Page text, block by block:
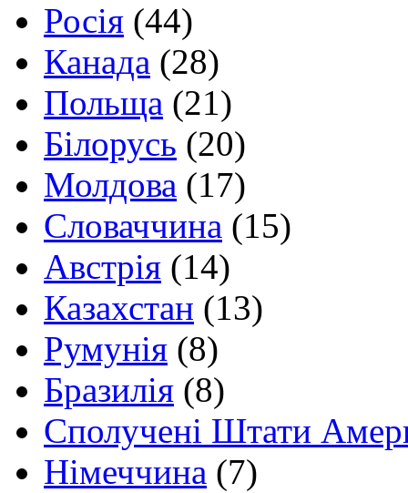
Росія (44)
Канада (28)
Польща (21)
Білорусь (20)
Молдова (17)
Словаччина (15)
Австрія (14)
Казахстан (13)
Румунія (8)
Бразилія (8)
Сполучені Штати
Німеччина (7)